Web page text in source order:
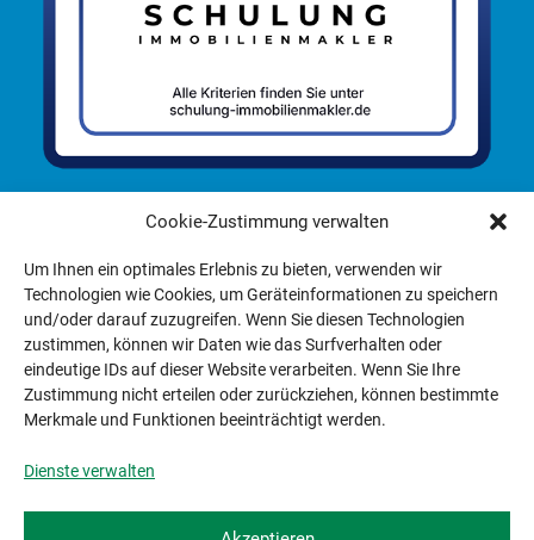
Cookie-Zustimmung verwalten
Um Ihnen ein optimales Erlebnis zu bieten, verwenden wir
Technologien wie Cookies, um Geräteinformationen zu speichern
und/oder darauf zuzugreifen. Wenn Sie diesen Technologien
zustimmen, können wir Daten wie das Surfverhalten oder
eindeutige IDs auf dieser Website verarbeiten. Wenn Sie Ihre
Zustimmung nicht erteilen oder zurückziehen, können bestimmte
Merkmale und Funktionen beeinträchtigt werden.
Dienste verwalten
100% EMPFEHLUNGEN
Mehr Infos